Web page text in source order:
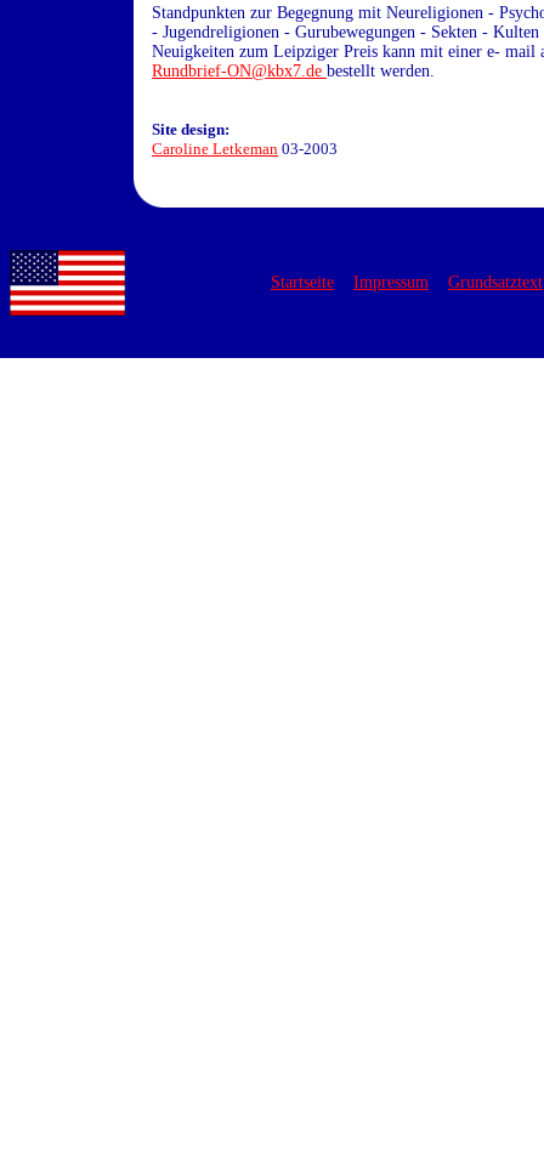
Standpunkten zur Begegnung mit Neureligionen -
- Jugendreligionen - Gurubewegungen - Sekten -
Neuigkeiten zum Leipziger Preis kann mit einer e- mail
Rundbrief-ON@kbx7.de bestellt werden.
Site design:
Caroline Letkeman 03-2003
Startseite Impressum Grundsatztext